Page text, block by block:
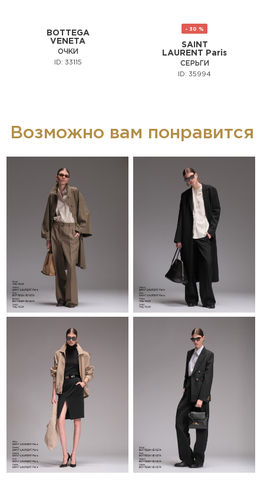
BOTTEGA
VENETA
ОЧКИ
ID: 33115
- 30 %
SAINT
LAURENT Paris
СЕРЬГИ
ID: 35994
Возможно вам понравится